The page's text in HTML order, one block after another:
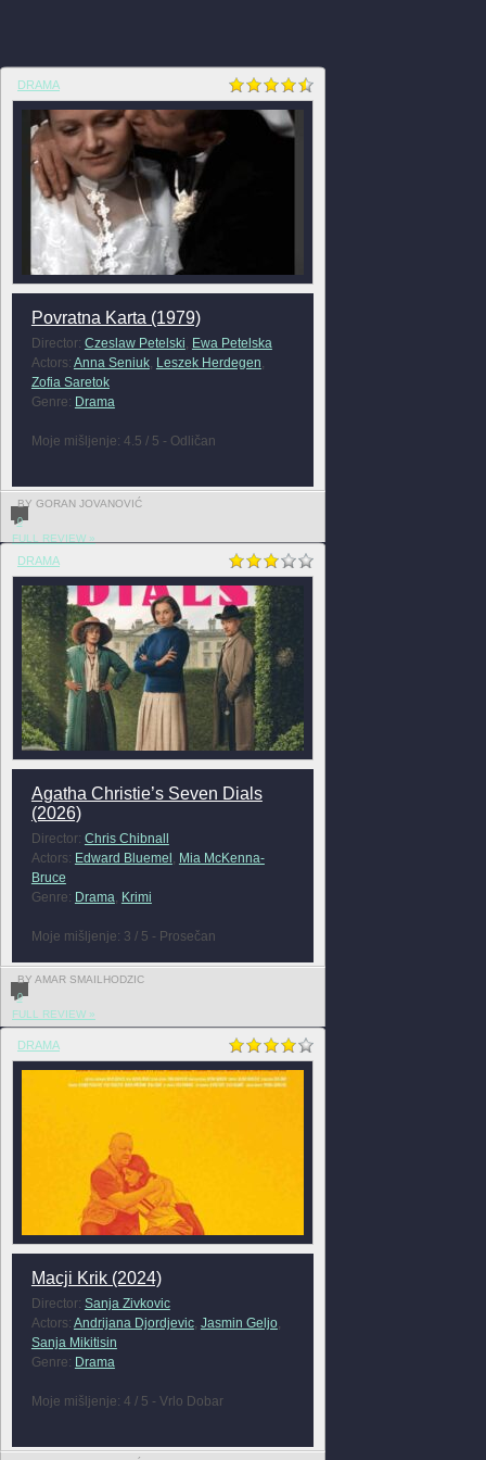
DRAMA
Povratna Karta (1979)
Director: Czeslaw Petelski, Ewa Petelska
Actors: Anna Seniuk, Leszek Herdegen,
Zofia Saretok
Genre: Drama
Moje mišljenje: 4.5 / 5 - Odličan
BY GORAN JOVANOVIĆ
0
FULL REVIEW »
DRAMA
Agatha Christie’s Seven Dials
(2026)
Director: Chris Chibnall
Actors: Edward Bluemel , Mia McKenna-
Bruce
Genre: Drama, Krimi
Moje mišljenje: 3 / 5 - Prosečan
BY AMAR SMAILHODZIC
0
FULL REVIEW »
DRAMA
Macji Krik (2024)
Director: Sanja Zivkovic
Actors: Andrijana Djordjevic, Jasmin Geljo,
Sanja Mikitisin
Genre: Drama
Moje mišljenje: 4 / 5 - Vrlo Dobar